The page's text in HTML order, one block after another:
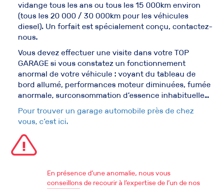
vidange tous les ans ou tous les 15 000km environ
(tous les 20 000 / 30 000km pour les véhicules
diesel). Un forfait est spécialement conçu, contactez-
nous.
Vous devez effectuer une visite dans votre TOP
GARAGE si vous constatez un fonctionnement
anormal de votre véhicule : voyant du tableau de
bord allumé, performances moteur diminuées, fumée
anormale, surconsommation d’essence inhabituelle…
Pour trouver un garage automobile près de chez
vous, c’est ici.
En présence d’une anomalie, nous vous
conseillons de recourir à l’expertise de l’un de nos